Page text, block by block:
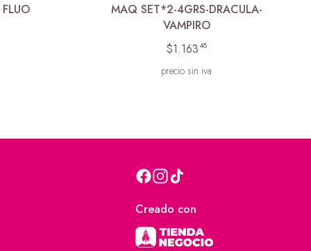
MAQ SET*2-4GRS-DRACULA-
VAMPIRO
$1.16348
precio sin iva
Creado con